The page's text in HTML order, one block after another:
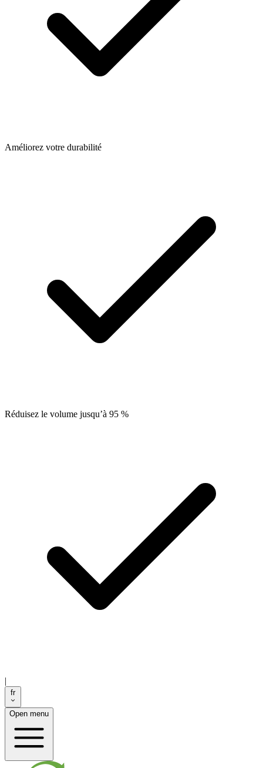
Améliorez votre durabilité
Réduisez le volume jusqu’à 95 %
|
fr
Open menu